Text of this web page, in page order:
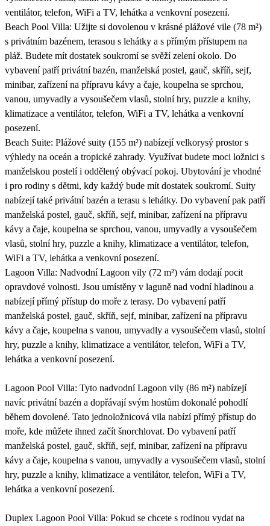
ventilátor, telefon, WiFi a TV, lehátka a venkovní posezení.
Beach Pool Villa: Užijte si dovolenou v krásné plážové vile (78 m²)
s privátním bazénem, terasou s lehátky a s přímým přístupem na
pláž. Budete mít dostatek soukromí se svěží zelení okolo. Do
vybavení patří privátní bazén, manželská postel, gauč, skříň, sejf,
minibar, zařízení na přípravu kávy a čaje, koupelna se sprchou,
vanou, umyvadly a vysoušečem vlasů, stolní hry, puzzle a knihy,
klimatizace a ventilátor, telefon, WiFi a TV, lehátka a venkovní
posezení.
Beach Suite: Plážové suity (155 m²) nabízejí velkorysý prostor s
výhledy na oceán a tropické zahrady. Využívat budete moci ložnici s
manželskou postelí i oddělený obývací pokoj. Ubytování je vhodné
i pro rodiny s dětmi, kdy každý bude mít dostatek soukromí. Suity
nabízejí také privátní bazén a terasu s lehátky. Do vybavení pak patří
manželská postel, gauč, skříň, sejf, minibar, zařízení na přípravu
kávy a čaje, koupelna se sprchou, vanou, umyvadly a vysoušečem
vlasů, stolní hry, puzzle a knihy, klimatizace a ventilátor, telefon,
WiFi a TV, lehátka a venkovní posezení.
Lagoon Villa: Nadvodní Lagoon vily (72 m²) vám dodají pocit
opravdové volnosti. Jsou umístěny v laguně nad vodní hladinou a
nabízejí přímý přístup do moře z terasy. Do vybavení patří
manželská postel, gauč, skříň, sejf, minibar, zařízení na přípravu
kávy a čaje, koupelna s vanou, umyvadly a vysoušečem vlasů, stolní
hry, puzzle a knihy, klimatizace a ventilátor, telefon, WiFi a TV,
lehátka a venkovní posezení.
Lagoon Pool Villa: Tyto nadvodní Lagoon vily (86 m²) nabízejí
navíc privátní bazén a dopřávají svým hostům dokonalé pohodlí
během dovolené. Tato jednoložnicová vila nabízí přímý přístup do
moře, kde můžete ihned začít šnorchlovat. Do vybavení patří
manželská postel, gauč, skříň, sejf, minibar, zařízení na přípravu
kávy a čaje, koupelna s vanou, umyvadly a vysoušečem vlasů, stolní
hry, puzzle a knihy, klimatizace a ventilátor, telefon, WiFi a TV,
lehátka a venkovní posezení.
Duplex Lagoon Pool Villa: Pokud se chcete s rodinou vydat na